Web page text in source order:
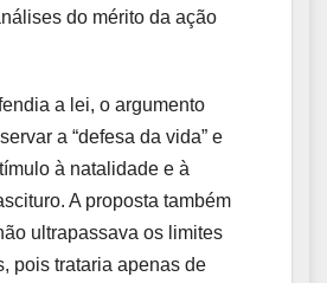
do mérito da ação
a lei, o argumento
a “defesa da vida” e
à natalidade e à
A proposta também
ultrapassava os limites
pois trataria apenas de